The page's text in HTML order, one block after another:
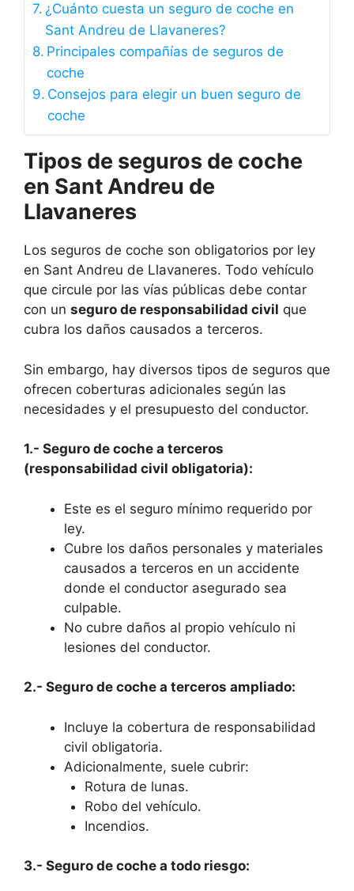
¿Cuánto cuesta un seguro de coche en
Sant Andreu de Llavaneres?
Principales compañías de seguros de
coche
Consejos para elegir un buen seguro de
coche
Tipos de seguros de coche
en Sant Andreu de
Llavaneres
Los seguros de coche son obligatorios por ley
en Sant Andreu de Llavaneres. Todo vehículo
que circule por las vías públicas debe contar
con un seguro de responsabilidad civil que
cubra los daños causados a terceros.
Sin embargo, hay diversos tipos de seguros que
ofrecen coberturas adicionales según las
necesidades y el presupuesto del conductor.
1.- Seguro de coche a terceros
(responsabilidad civil obligatoria):
Este es el seguro mínimo requerido por
ley.
Cubre los daños personales y materiales
causados a terceros en un accidente
donde el conductor asegurado sea
culpable.
No cubre daños al propio vehículo ni
lesiones del conductor.
2.- Seguro de coche a terceros ampliado:
Incluye la cobertura de responsabilidad
civil obligatoria.
Adicionalmente, suele cubrir:
Rotura de lunas.
Robo del vehículo.
Incendios.
3.- Seguro de coche a todo riesgo: